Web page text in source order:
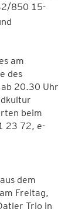
850 15-
am
des
20.30 Uhr
beim
23 72, e-
dem
Freitag,
Trio in